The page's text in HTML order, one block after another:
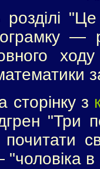
—
з
"Три
в